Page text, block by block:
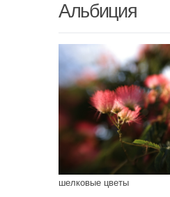
Альбиция
шелковые цветы